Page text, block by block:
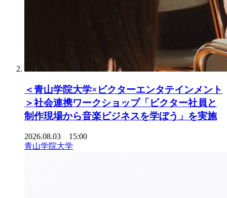
＜青山学院大学×ビクターエンタテインメント
＞社会連携ワークショップ「ビクター社員と
制作現場から音楽ビジネスを学ぼう」を実施
2026.08.03 15:00
青山学院大学